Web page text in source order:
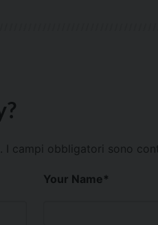
I campi obbligatori sono
Your Name*